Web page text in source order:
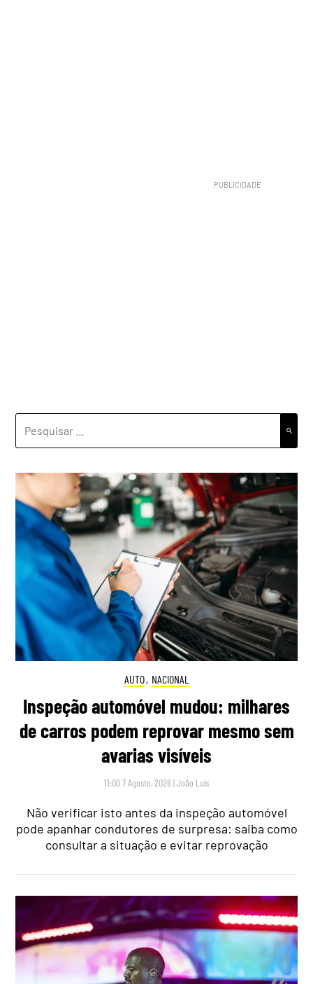
AUTO, NACIONAL
Inspeção automóvel mudou: milhares
de carros podem reprovar mesmo sem
avarias visíveis
11:00 7 Agosto, 2026 |João Luís
Não verificar isto antes da inspeção automóvel
pode apanhar condutores de surpresa: saiba como
consultar a situação e evitar reprovação